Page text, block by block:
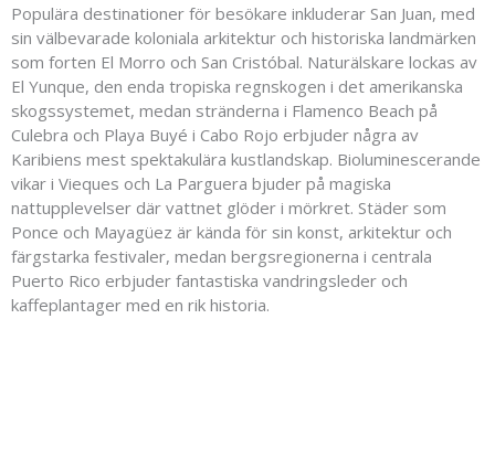
Populära destinationer för besökare inkluderar San Juan, med
sin välbevarade koloniala arkitektur och historiska landmärken
som forten El Morro och San Cristóbal. Naturälskare lockas av
El Yunque, den enda tropiska regnskogen i det amerikanska
skogssystemet, medan stränderna i Flamenco Beach på
Culebra och Playa Buyé i Cabo Rojo erbjuder några av
Karibiens mest spektakulära kustlandskap. Bioluminescerande
vikar i Vieques och La Parguera bjuder på magiska
nattupplevelser där vattnet glöder i mörkret. Städer som
Ponce och Mayagüez är kända för sin konst, arkitektur och
färgstarka festivaler, medan bergsregionerna i centrala
Puerto Rico erbjuder fantastiska vandringsleder och
kaffeplantager med en rik historia.